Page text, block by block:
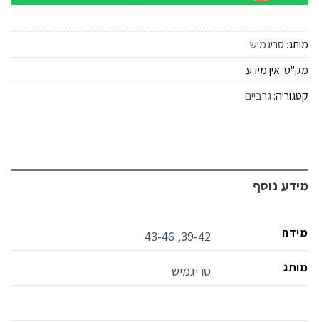
מותג: סריגמיש
מק"ט:אין מידע
קטגוריה:גרביים
מידע נוסף
מידה 39-42
,
43-46
מותג סריגמיש